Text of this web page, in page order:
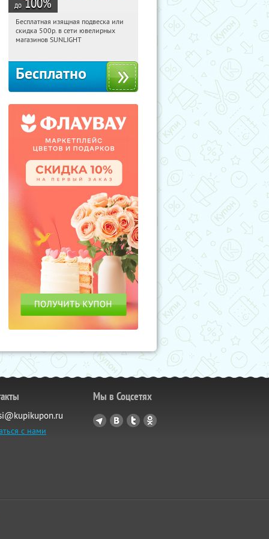
до
06:01:06 Получили:
Россия
Бесплатная изящная подвеска или
скидка 500р. в сети ювелирных
магазинов SUNLIGHT
Бесплатно
с нами
Мы в Соцсетях